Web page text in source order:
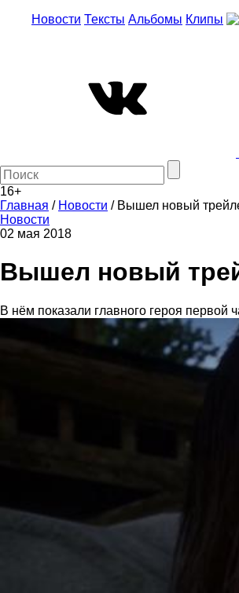
Новости Тексты Альбомы Клипы
16+
Главная / Новости / Вышел новый
Новости
02 мая 2018
Вышел новый
В нём показали главного героя